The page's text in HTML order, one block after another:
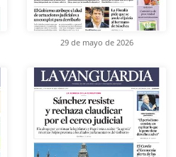
29 de mayo de 2026